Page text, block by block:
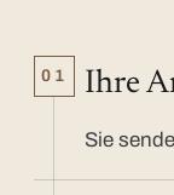
01 Ihre
Sie